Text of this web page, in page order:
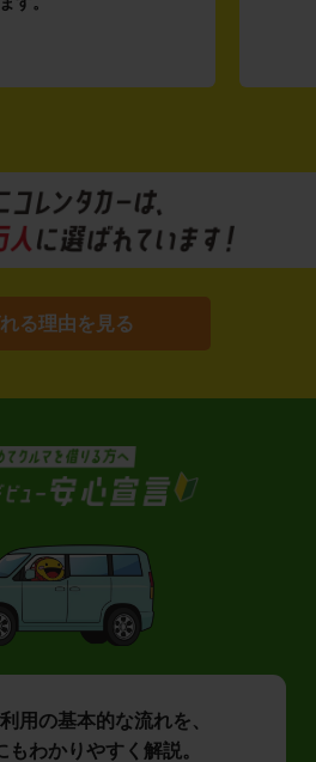
る理由を見る
用の基本的な流れを、
もわかりやすく解説。